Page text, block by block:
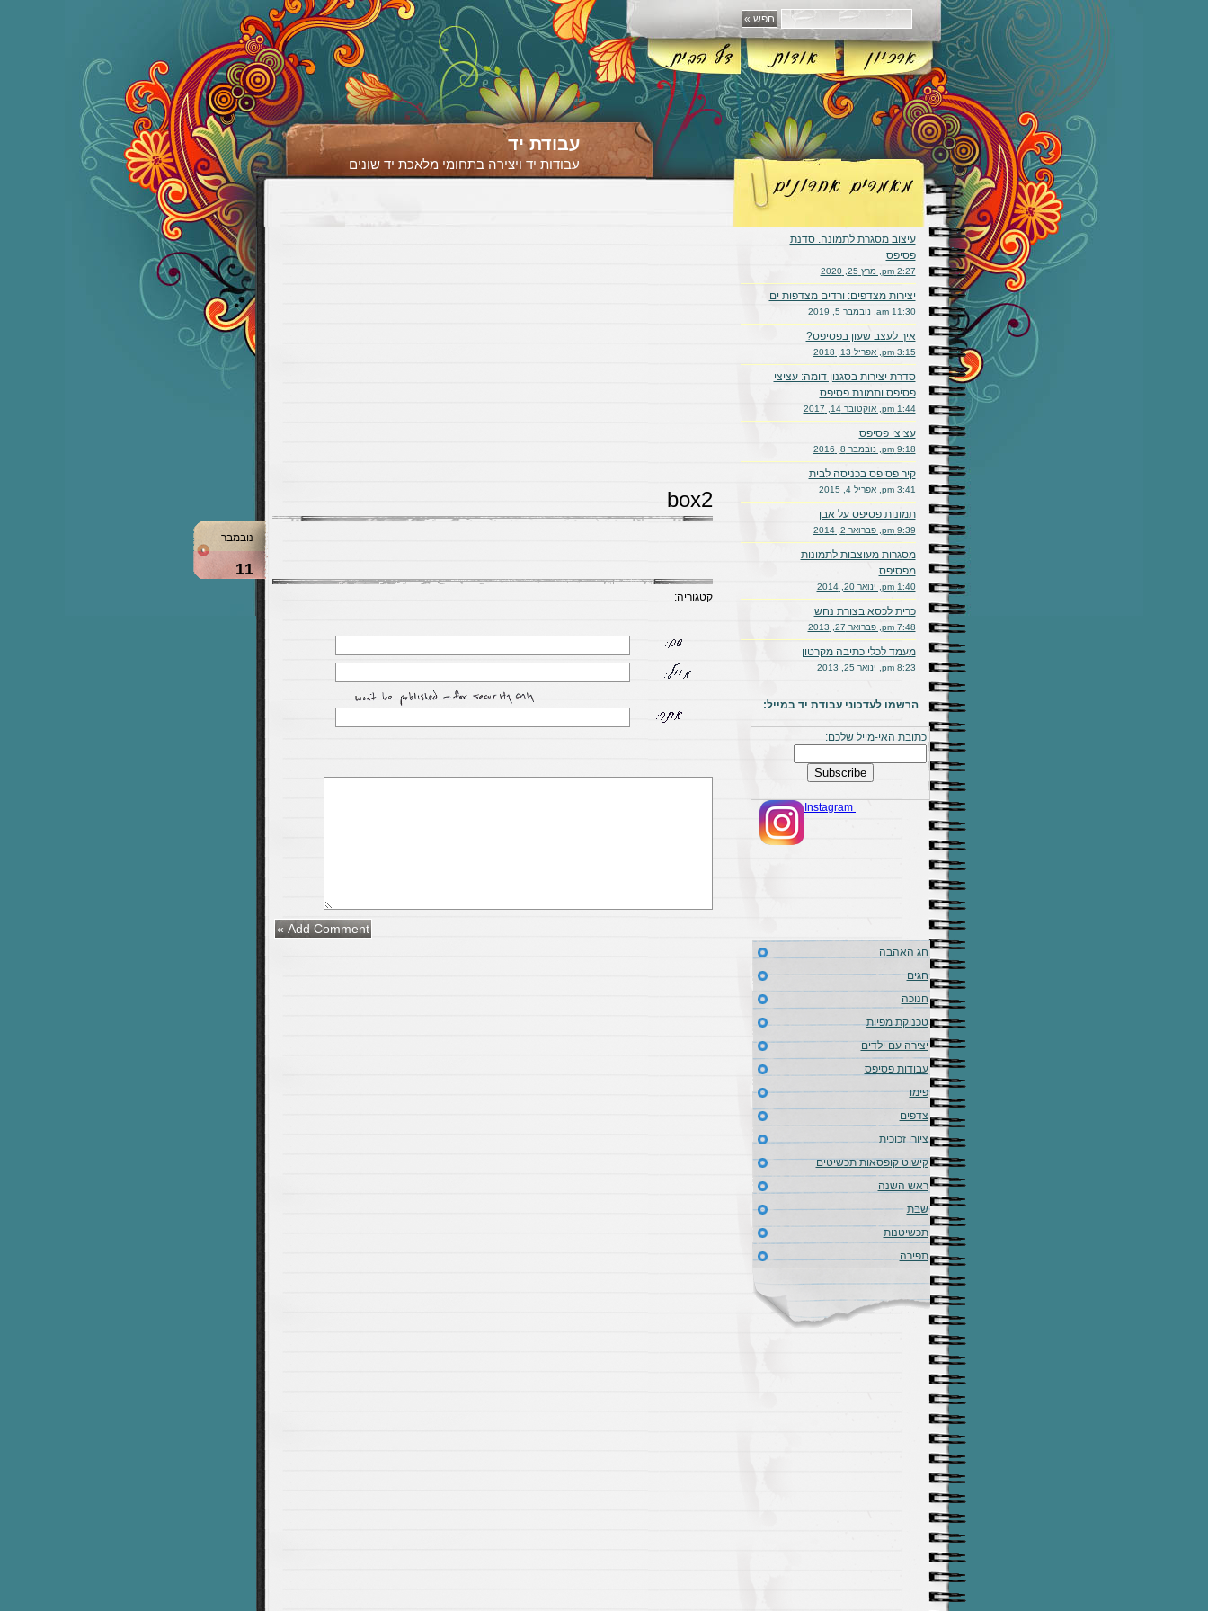
עבודת יד
עבודות יד ויצירה בתחומי מלאכת יד שונים
box2
נובמבר
11
קטגוריה:
עיצוב מסגרת לתמונה. סדנת
פסיפס
2:27 pm, מרץ 25, 2020
יצירות מצדפים: ורדים מצדפות ים
11:30 am, נובמבר 5, 2019
איך לעצב שעון בפסיפס?
3:15 pm, אפריל 13, 2018
סדרת יצירות בסגנון דומה: עציצי
פסיפס ותמונת פסיפס
1:44 pm, אוקטובר 14, 2017
עציצי פסיפס
9:18 pm, נובמבר 8, 2016
קיר פסיפס בכניסה לבית
3:41 pm, אפריל 4, 2015
תמונות פסיפס על אבן
9:39 pm, פברואר 2, 2014
מסגרות מעוצבות לתמונות
מפסיפס
1:40 pm, ינואר 20, 2014
כרית לכסא בצורת נחש
7:48 pm, פברואר 27, 2013
מעמד לכלי כתיבה מקרטון
8:23 pm, ינואר 25, 2013
הרשמו לעדכוני עבודת יד במייל:
כתובת האי-מייל שלכם:
חג האהבה
חגים
חנוכה
טכניקת מפיות
יצירה עם ילדים
עבודות פסיפס
פימו
צדפים
ציורי זכוכית
קישוט קופסאות תכשיטים
ראש השנה
שבת
תכשיטנות
תפירה